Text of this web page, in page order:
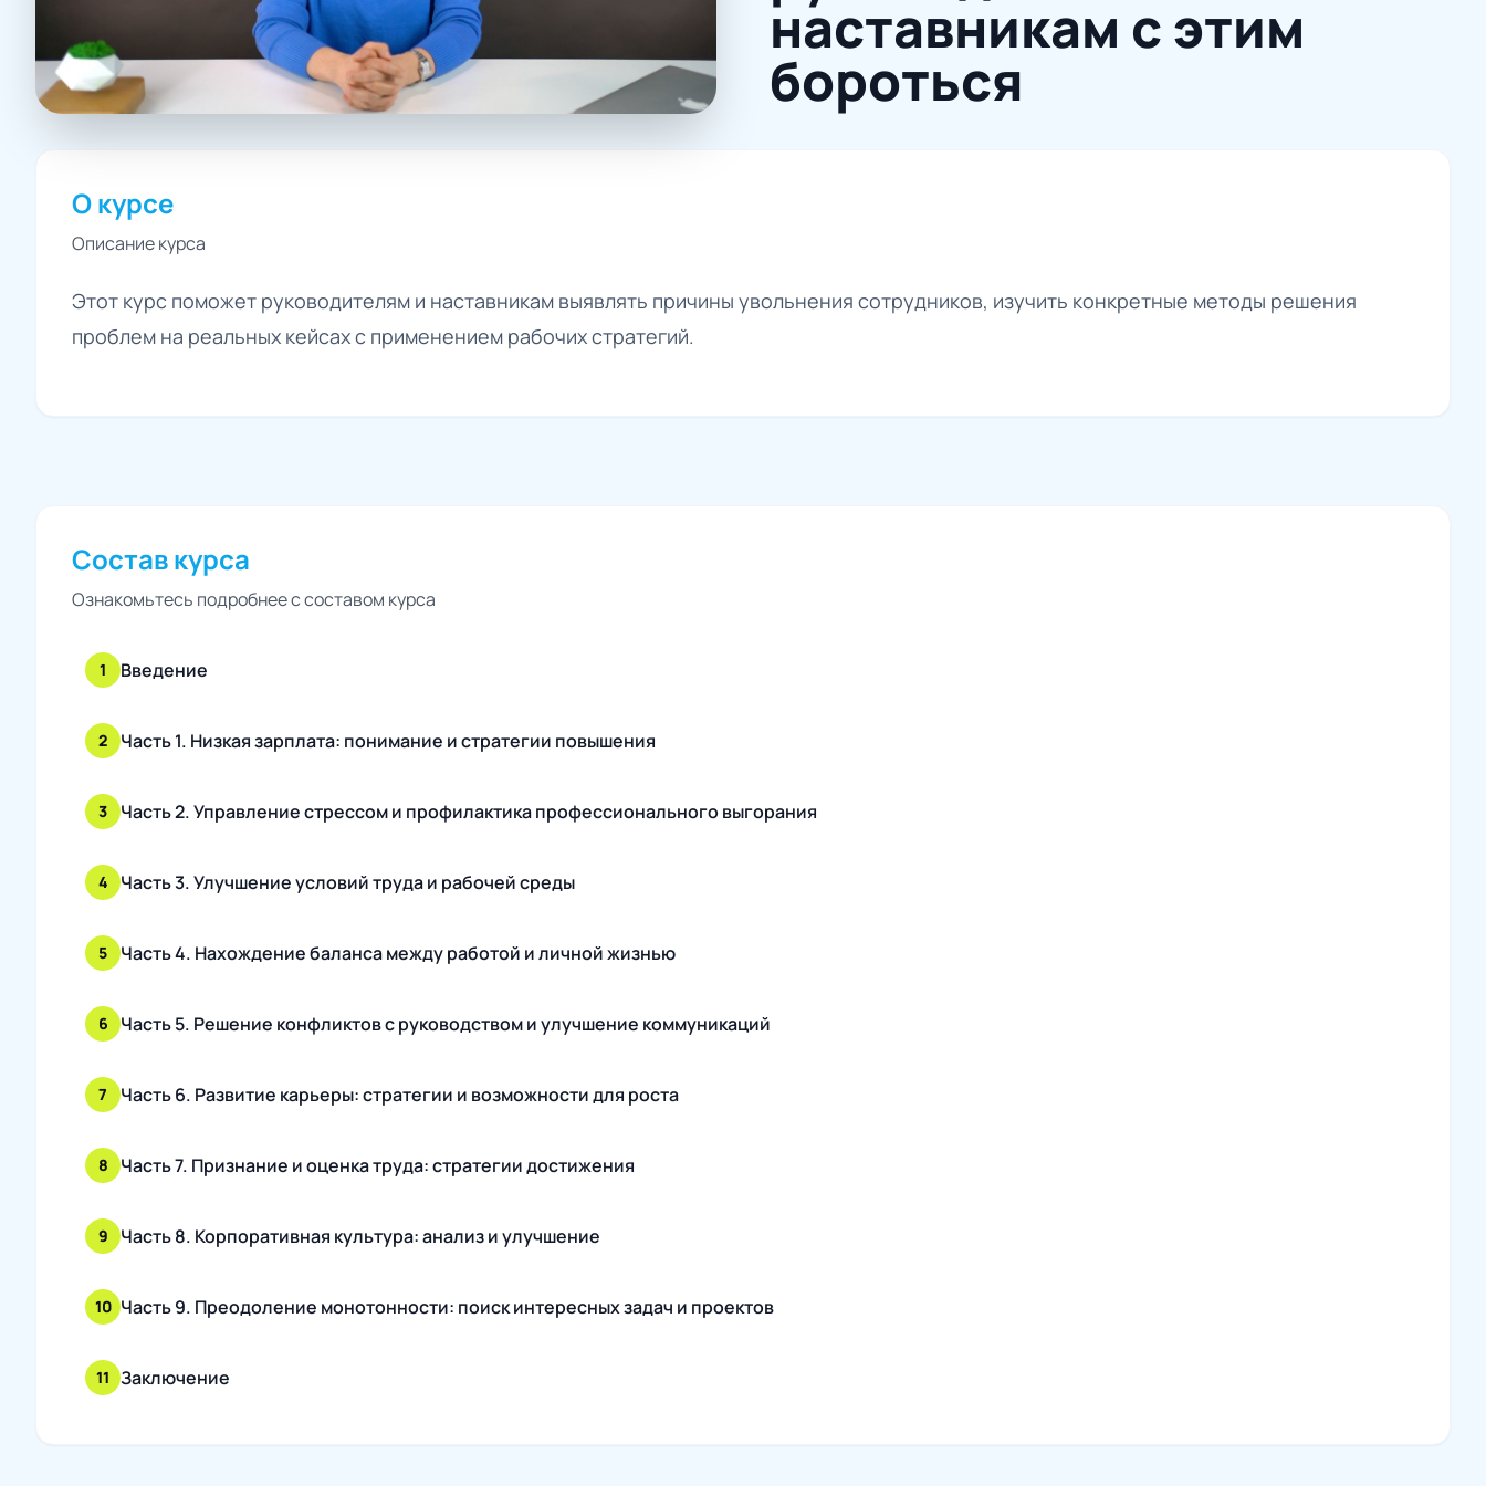
наставникам с этим
бороться
О курсе
Описание курса
Этот курс поможет руководителям и наставникам выявлять причины увольнения сотрудников, изучить конкретные методы решения
проблем на реальных кейсах с применением рабочих стратегий.
Состав курса
Ознакомьтесь подробнее с составом курса
1 Введение
2 Часть 1. Низкая зарплата: понимание и стратегии повышения
3 Часть 2. Управление стрессом и профилактика профессионального выгорания
4 Часть 3. Улучшение условий труда и рабочей среды
5 Часть 4. Нахождение баланса между работой и личной жизнью
6 Часть 5. Решение конфликтов с руководством и улучшение коммуникаций
7 Часть 6. Развитие карьеры: стратегии и возможности для роста
8 Часть 7. Признание и оценка труда: стратегии достижения
9 Часть 8. Корпоративная культура: анализ и улучшение
10 Часть 9. Преодоление монотонности: поиск интересных задач и проектов
11 Заключение